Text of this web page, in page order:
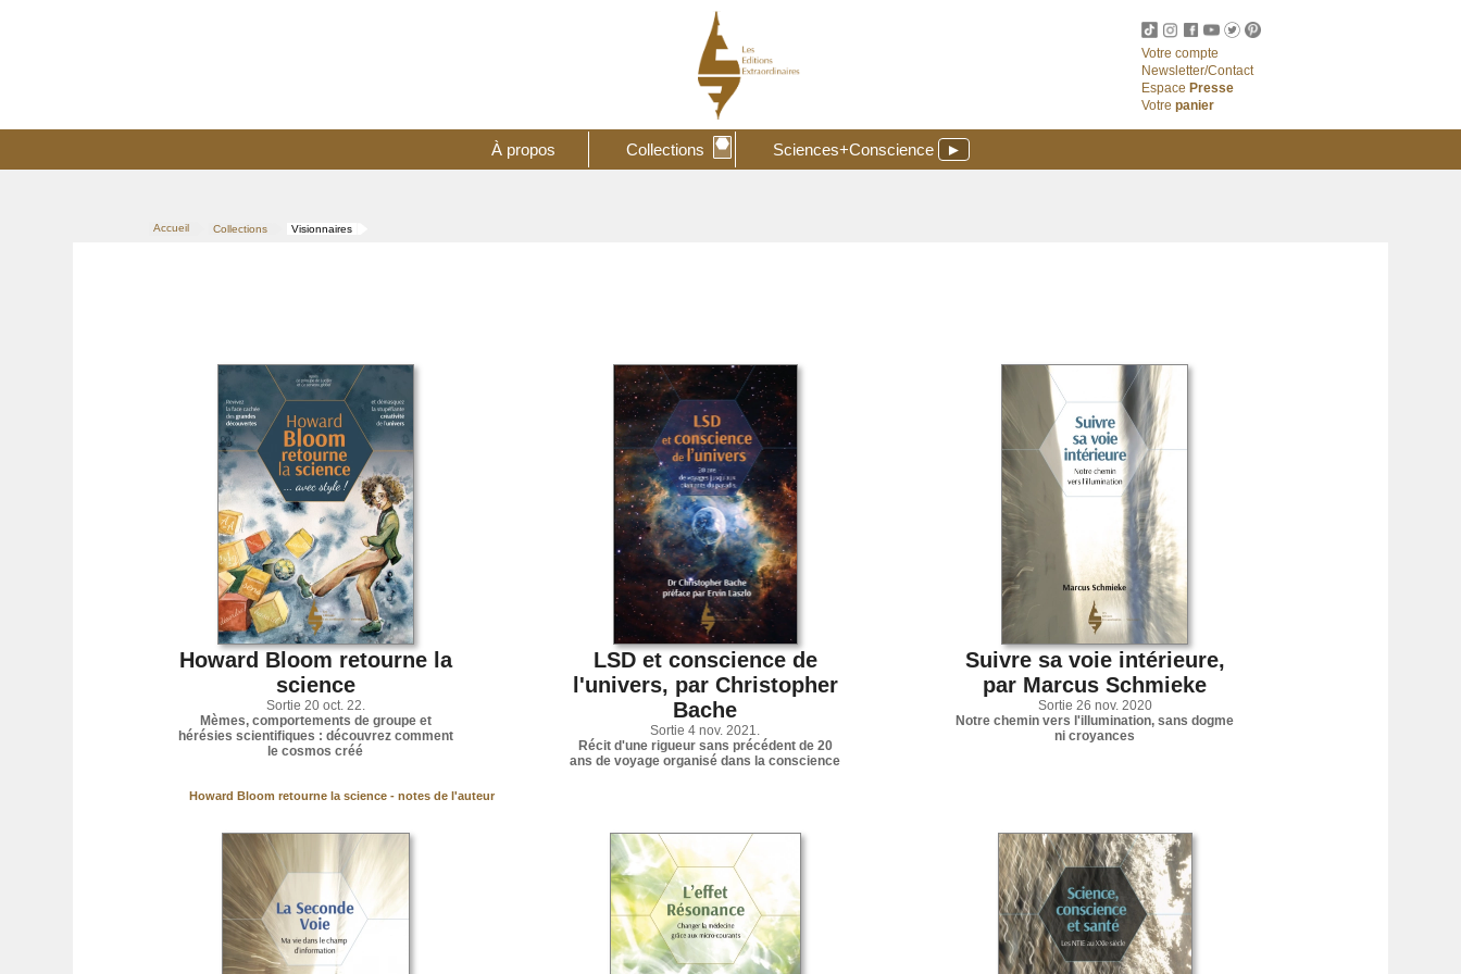
Votre compte
Newsletter/Contact
Espace Presse
Votre panier
À propos Collections ⬣ Sciences+Conscience ►
Accueil Collections Visionnaires
Howard Bloom retourne la
science
Sortie 20 oct. 22.
Mèmes, comportements de groupe et
hérésies scientifiques : découvrez comment
le cosmos créé
Howard Bloom retourne la science - notes de l'auteur
LSD et conscience de
l'univers, par Christopher
Bache
Sortie 4 nov. 2021.
Récit d'une rigueur sans précédent de 20
ans de voyage organisé dans la conscience
Suivre sa voie intérieure,
par Marcus Schmieke
Sortie 26 nov. 2020
Notre chemin vers l'illumination, sans dogme
ni croyances